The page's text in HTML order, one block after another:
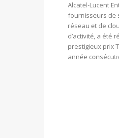
Alcatel-Lucent
fournisseurs de
réseau et de
d’activité, a été
prestigieux prix
année